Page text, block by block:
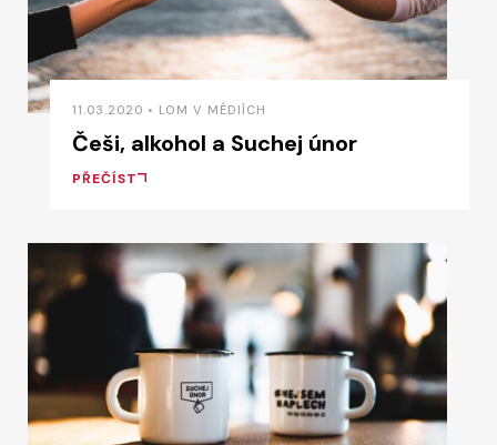
11.03.2020 • LOM V MÉDIÍCH
Češi, alkohol a Suchej únor
PŘEČÍST